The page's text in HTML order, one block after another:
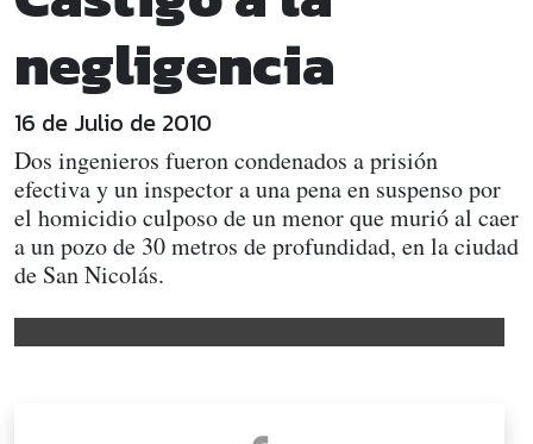
negligencia
16 de Julio de 2010
Dos ingenieros fueron condenados a prisión
efectiva y un inspector a una pena en suspenso por
el homicidio culposo de un menor que murió al caer
a un pozo de 30 metros de profundidad, en la ciudad
de San Nicolás.